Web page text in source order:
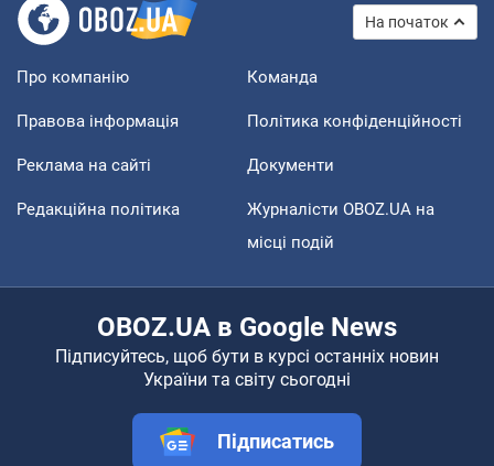
На початок
Про компанію Команда
Правова інформація Політика конфіденційності
Реклама на сайті Документи
Редакційна політика
Журналісти OBOZ.UA на
місці подій
OBOZ.UA в Google News
Підписуйтесь, щоб бути в курсі останніх новин
України та світу сьогодні
Підписатись